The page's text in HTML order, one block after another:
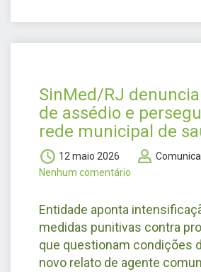
SinMed/RJ
de assédio e
rede municipal de
12 maio 2026
Nenhum comentário
Entidade aponta
medidas punitivas contra
que questionam condições
novo relato de agente